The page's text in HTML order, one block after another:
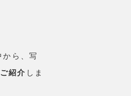
ら、写
紹介 しま